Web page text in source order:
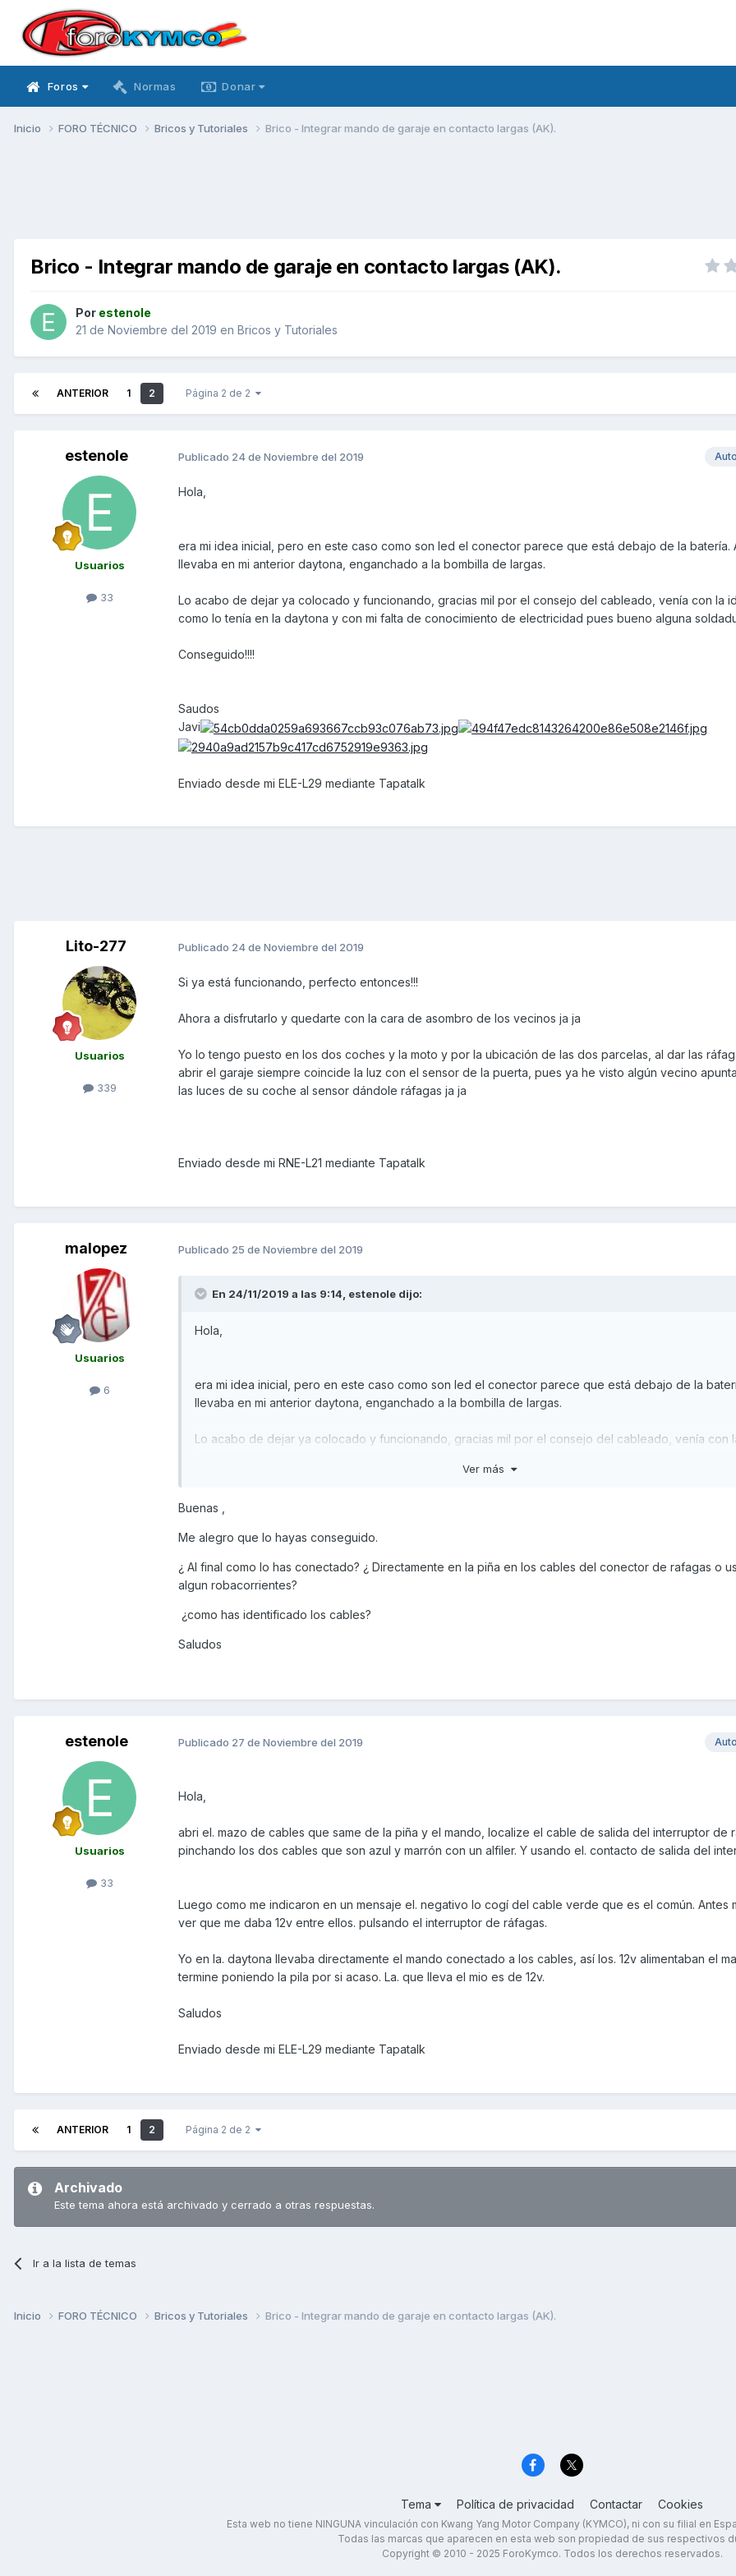
Foros Normas Donar
Inicio FORO TÉCNICO Bricos y Tutoriales Brico - Integrar mando de garaje en contacto largas (AK).
Brico - Integrar mando de garaje en contacto largas (AK).
Por estenole
21 de Noviembre del 2019 en Bricos y Tutoriales
ANTERIOR 1 2 Página 2 de 2
estenole
Usuarios
33
Publicado 24 de Noviembre del 2019
Hola,
era mi idea inicial, pero en este caso como son led el conector parece que está debajo de la batería.
llevaba en mi anterior daytona, enganchado a la bombilla de largas.
Lo acabo de dejar ya colocado y funcionando, gracias mil por el consejo del cableado, venía con la
como lo tenía en la daytona y con mi falta de conocimiento de electricidad pues bueno alguna
Conseguido!!!!
Saudos
Javi
Enviado desde mi ELE-L29 mediante Tapatalk
Lito-277
Usuarios
339
Publicado 24 de Noviembre del 2019
Si ya está funcionando, perfecto entonces!!!
Ahora a disfrutarlo y quedarte con la cara de asombro de los vecinos ja ja
Yo lo tengo puesto en los dos coches y la moto y por la ubicación de las dos parcelas, al dar las
abrir el garaje siempre coincide la luz con el sensor de la puerta, pues ya he visto algún vecino
las luces de su coche al sensor dándole ráfagas ja ja
Enviado desde mi RNE-L21 mediante Tapatalk
malopez
Usuarios
6
Publicado 25 de Noviembre del 2019
En 24/11/2019 a las 9:14, estenole dijo:
Hola,
era mi idea inicial, pero en este caso como son led el conector parece que está debajo de la
llevaba en mi anterior daytona, enganchado a la bombilla de largas.
Lo acabo de dejar ya colocado y funcionando, gracias mil por el consejo del cableado, venía con
Conseguido!!!!
Saudos
Javi
Enviado desde mi ELE-L29 mediante Tapatalk
Ver más
Buenas ,
Me alegro que lo hayas conseguido.
¿ Al final como lo has conectado? ¿ Directamente en la piña en los cables del conector de rafagas o
algun robacorrientes?
¿como has identificado los cables?
Saludos
estenole
Usuarios
33
Publicado 27 de Noviembre del 2019
Hola,
abri el. mazo de cables que same de la piña y el mando, localize el cable de salida del interruptor de
pinchando los dos cables que son azul y marrón con un alfiler. Y usando el. contacto de salida del
Luego como me indicaron en un mensaje el. negativo lo cogí del cable verde que es el común. Antes
ver que me daba 12v entre ellos. pulsando el interruptor de ráfagas.
Yo en la. daytona llevaba directamente el mando conectado a los cables, así los. 12v alimentaban el
termine poniendo la pila por si acaso. La. que lleva el mio es de 12v.
Saludos
Enviado desde mi ELE-L29 mediante Tapatalk
ANTERIOR 1 2 Página 2 de 2
Archivado
Este tema ahora está archivado y cerrado a otras respuestas.
Ir a la lista de temas
Inicio FORO TÉCNICO Bricos y Tutoriales Brico - Integrar mando de garaje en contacto largas (AK).
Tema Política de privacidad Contactar Cookies
Esta web no tiene NINGUNA vinculación con Kwang Yang Motor Company (KYMCO), ni con su filial en
Todas las marcas que aparecen en esta web son propiedad de sus respectivos
Copyright © 2010 - 2025 ForoKymco. Todos los derechos reservados.